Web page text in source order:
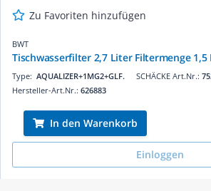
Zu Favoriten hinzufügen
BWT
Tischwasserfilter 2,7 Liter Filtermenge 1,5
SCHÄCKE Art.Nr.:
Type: AQUALIZER+1MG2+GLF.
Hersteller-Art.Nr.: 626883
In den Warenkorb
Einloggen